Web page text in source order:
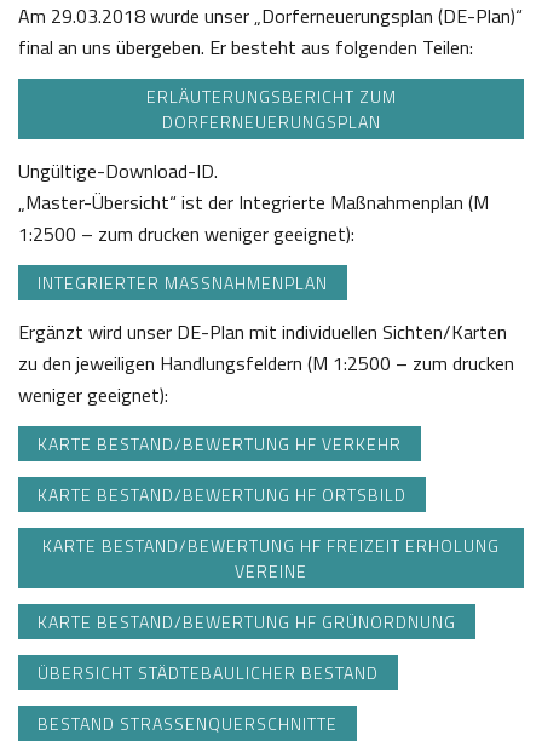
Am 29.03.2018 wurde unser „Dorferneuerungsplan (DE-Plan)“
final an uns übergeben. Er besteht aus folgenden Teilen:
ERLÄUTERUNGSBERICHT ZUM
DORFERNEUERUNGSPLAN
Ungültige-Download-ID.
„Master-Übersicht“ ist der Integrierte Maßnahmenplan (M
1:2500 – zum drucken weniger geeignet):
INTEGRIERTER MASSNAHMENPLAN
Ergänzt wird unser DE-Plan mit individuellen Sichten/Karten
zu den jeweiligen Handlungsfeldern (M 1:2500 – zum drucken
weniger geeignet):
KARTE BESTAND/BEWERTUNG HF VERKEHR
KARTE BESTAND/BEWERTUNG HF ORTSBILD
KARTE BESTAND/BEWERTUNG HF FREIZEIT ERHOLUNG
VEREINE
KARTE BESTAND/BEWERTUNG HF GRÜNORDNUNG
ÜBERSICHT STÄDTEBAULICHER BESTAND
BESTAND STRASSENQUERSCHNITTE